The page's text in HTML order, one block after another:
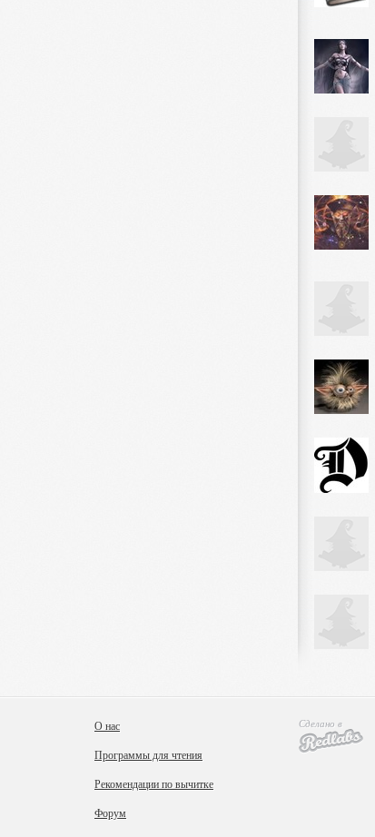
О нас
Программы для чтения
Рекомендации по вычитке
Форум
Сделано в